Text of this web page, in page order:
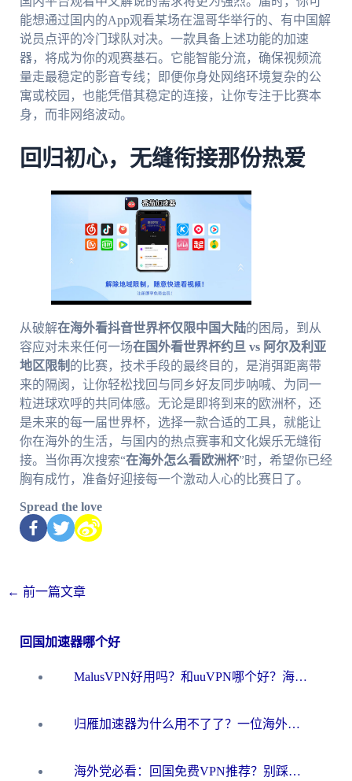
能想通过国内的App观看某场在温哥华举行的、有中国解
说员点评的冷门球队对决。一款具备上述功能的加速
器，将成为你的观赛基石。它能智能分流，确保视频流
量走最稳定的影音专线；即便你身处网络环境复杂的公
寓或校园，也能凭借其稳定的连接，让你专注于比赛本
身，而非网络波动。
回归初心，无缝衔接那份热爱
从破解在海外看抖音世界杯仅限中国大陆的困局，到从
容应对未来任何一场在国外看世界杯约旦 vs 阿尔及利亚
地区限制 的比赛，技术手段的最终目的，是消弭距离带
来的隔阂，让你轻松找回与同乡好友同步呐喊、为同一
粒进球欢呼的共同体感。无论是即将到来的欧洲杯，还
是未来的每一届世界杯，选择一款合适的工具，就能让
你在海外的生活，与国内的热点赛事和文化娱乐无缝衔
接。当你再次搜索“在海外怎么看欧洲杯”时，希望你已经
胸有成竹，准备好迎接每一个激动人心的比赛日了。
Spread the love
← 前一篇文章
回国加速器哪个好
MalusVPN好用吗？和uuVPN哪个好？海外党无缝访问国内资源的真实对比与选择指南
归雁加速器为什么用不了了？一位海外游子的真实困惑与技术解答
海外党必看：回国免费VPN推荐？别踩坑！教你选对加速器无缝刷国内资源